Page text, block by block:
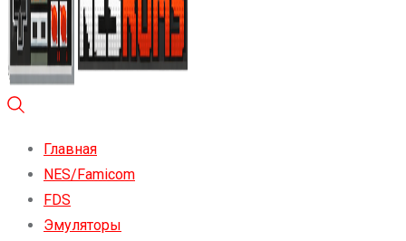
Главная
NES/Famicom
FDS
Эмуляторы